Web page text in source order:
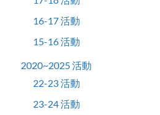
16-17 活動
15-16 活動
2020~2025 活動
22-23 活動
23-24 活動